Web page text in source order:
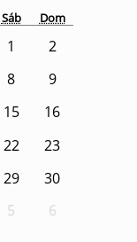
Sáb Dom
1
2
8
9
15
16
22
23
29
30
5 6